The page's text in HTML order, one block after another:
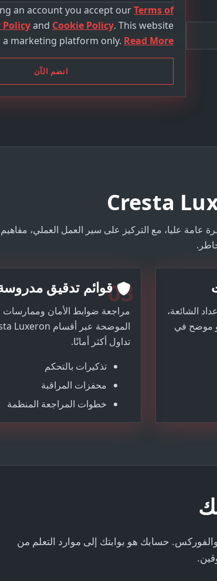
n
i
t
S
t
e
an account you accept ourTerms of
Policyand Cookie Policy. This website
a marketing platform only. Read More
انضم الآن
عامة عليا، مع التركيز على سير العمل العملي، مفاهيم
الشائعة،
موضح في
03قوائم تدقيق
مراجعة ضوابط الأمان وممارسات
تداول أكثر أمانًا.
تذكيرات بالتحكم
محفزات المراقبة
خطوات المراجعة المنظمة
حسابك هو بوابتك إلى موارد التعلم من